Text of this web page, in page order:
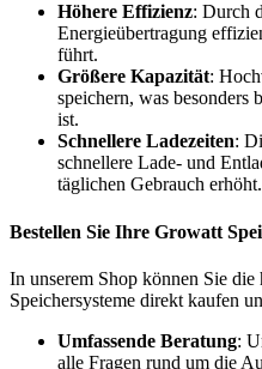
Höhere Effizienz: Durch
Energieübertragung
führt.
Größere Kapazität:
speichern, was besonders
ist.
Schnellere Ladezeiten:
schnellere Lade- und
täglichen Gebrauch erhöht.
Bestellen Sie Ihre Growatt
In unserem Shop können Sie
Speichersysteme direkt kaufen
Umfassende Beratung:
alle Fragen rund um die